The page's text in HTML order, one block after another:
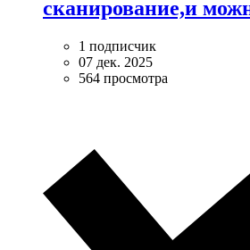
сканирование,и
1 подписчик
07 дек. 2025
564 просмотра